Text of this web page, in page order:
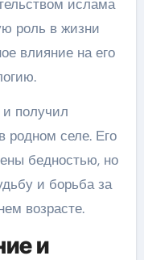
ислама
роль в жизни
влияние на его
получил
родном селе. Его
бедностью, но
и борьба за
возрасте.
и